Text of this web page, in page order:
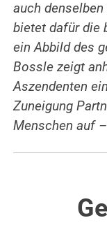
auch
bietet dafür die
ein Abbild des
Bossle zeigt
Aszendenten
Zuneigung
Menschen auf